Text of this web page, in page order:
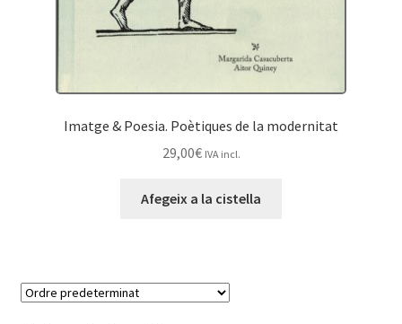
Imatge & Poesia. Poètiques de la modernitat
29,00€ IVA incl.
Afegeix a la cistella